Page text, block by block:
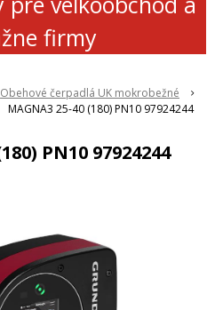
firmy
Obehové čerpadlá UK mokrobežné
MAGNA3 25-40 (180) PN10 97924244
PN10 97924244